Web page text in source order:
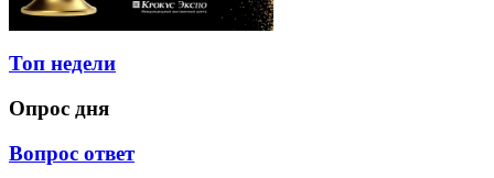
Топ недели
Опрос дня
Вопрос ответ